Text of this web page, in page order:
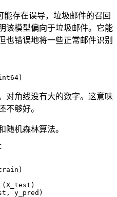
能存在误导，垃圾邮件的召回
该模型偏向于垃圾邮件。它能
也错误地将一些正常邮件识别
对角线没有大的数字。这意味
不够好。
随机森林算法。
y_pred)